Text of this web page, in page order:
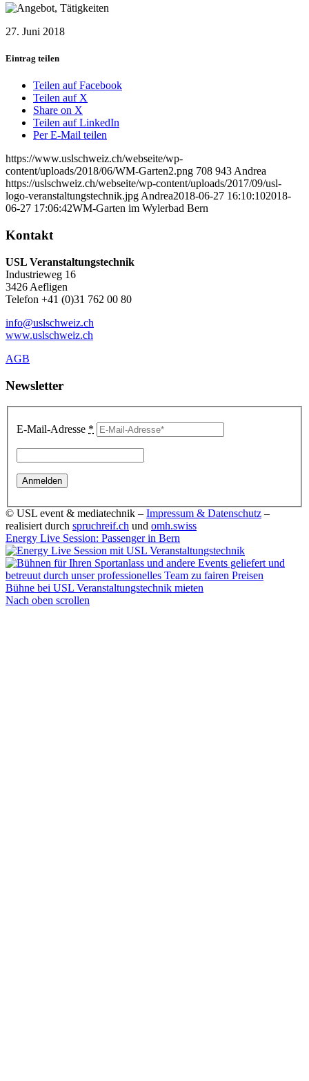
27. Juni 2018
Eintrag teilen
Teilen auf Facebook
Teilen auf X
Share on X
Teilen auf LinkedIn
Per E-Mail teilen
https://www.uslschweiz.ch/webseite/wp-
content/uploads/2018/06/WM-Garten2.png 708 943Andrea
https://uslschweiz.ch/webseite/wp-content/uploads/2017/09/usl-
logo-veranstaltungstechnik.jpgAndrea2018-06-27 16:10:102018-
06-27 17:06:42WM-Garten im Wylerbad Bern
Kontakt
USL Veranstaltungstechnik
Industrieweg 16
3426 Aefligen
Telefon +41 (0)31 762 00 80
info@uslschweiz.ch
www.uslschweiz.ch
AGB
Newsletter
E-Mail-Adresse *
© USL event & mediatechnik – Impressum & Datenschutz –
realisiert durch spruchreif.ch und omh.swiss
Energy Live Session: Passenger in Bern
Bühne bei USL Veranstaltungstechnik mieten
Nach oben scrollen